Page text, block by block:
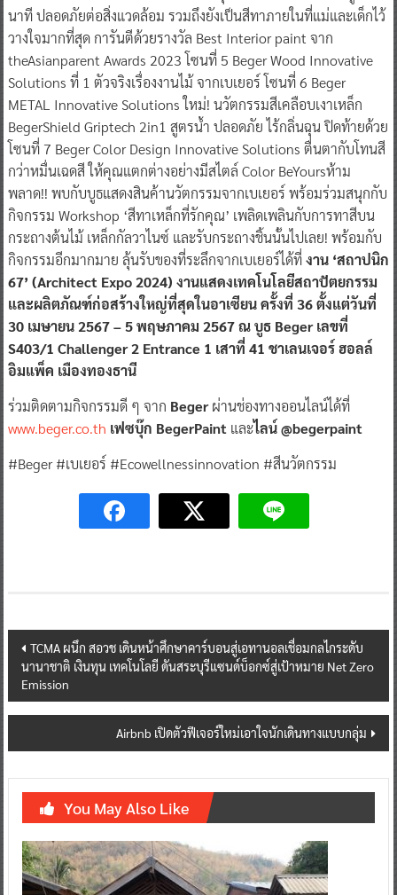
นาที ปลอดภัยต่อสิ่งแวดล้อม รวมถึงยังเป็นสีทาภายในที่แม่และเด็กไว้
วางใจมากที่สุด การันตีด้วยรางวัล Best Interior paint จาก
theAsianparent Awards 2023 โซนที่ 5 Beger Wood Innovative
Solutions ที่ 1 ตัวจริงเรื่องงานไม้ จากเบเยอร์ โซนที่ 6 Beger
METAL Innovative Solutions ใหม่! นวัตกรรมสีเคลือบเงาเหล็ก
BegerShield Griptech 2in1 สูตรน้ำ ปลอดภัย ไร้กลิ่นฉุน ปิดท้ายด้วย
โซนที่ 7 Beger Color Design Innovative Solutions ตื่นตากับโทนสี
กว่าหมื่นเฉดสี ให้คุณแตกต่างอย่างมีสไตล์ Color BeYoursห้าม
พลาด!! พบกับบูธแสดงสินค้านวัตกรรมจากเบเยอร์ พร้อมร่วมสนุกกับ
กิจกรรม Workshop ‘สีทาเหล็กที่รักคุณ’ เพลิดเพลินกับการทาสีบน
กระถางต้นไม้ เหล็กกัลวาไนซ์ และรับกระถางชิ้นนั้นไปเลย! พร้อมกับ
กิจกรรมอีกมากมาย ลุ้นรับของที่ระลึกจากเบเยอร์ได้ที่งาน ‘สถาปนิก
67’ (Architect Expo 2024) งานแสดงเทคโนโลยีสถาปัตยกรรม
และผลิตภัณฑ์ก่อสร้างใหญ่ที่สุดในอาเซียน ครั้งที่ 36 ตั้งแต่วันที่
30 เมษายน 2567 – 5 พฤษภาคม 2567 ณ บูธ Beger เลขที่
S403/1 Challenger 2 Entrance 1 เสาที่ 41 ชาเลนเจอร์ ฮอลล์
อิมแพ็ค เมืองทองธานี
ร่วมติดตามกิจกรรมดี ๆ จาก Begerผ่านช่องทางออนไลน์ได้ที่
www.beger.co.th เฟซบุ๊ก BegerPaintและไลน์ @begerpaint
#Beger #เบเยอร์ #Ecowellnessinnovation #สีนวัตกรรม
Post
navigation
TCMA ผนึก สอวช เดินหน้าศึกษาคาร์บอนสู่เอทานอลเชื่อมกลไกระดับ
นานาชาติ เงินทุน เทคโนโลยี ดันสระบุรีแซนด์บ็อกซ์สู่เป้าหมาย Net Zero
Emission
Airbnb เปิดตัวฟีเจอร์ใหม่เอาใจนักเดินทางแบบกลุ่ม
You May Also Like